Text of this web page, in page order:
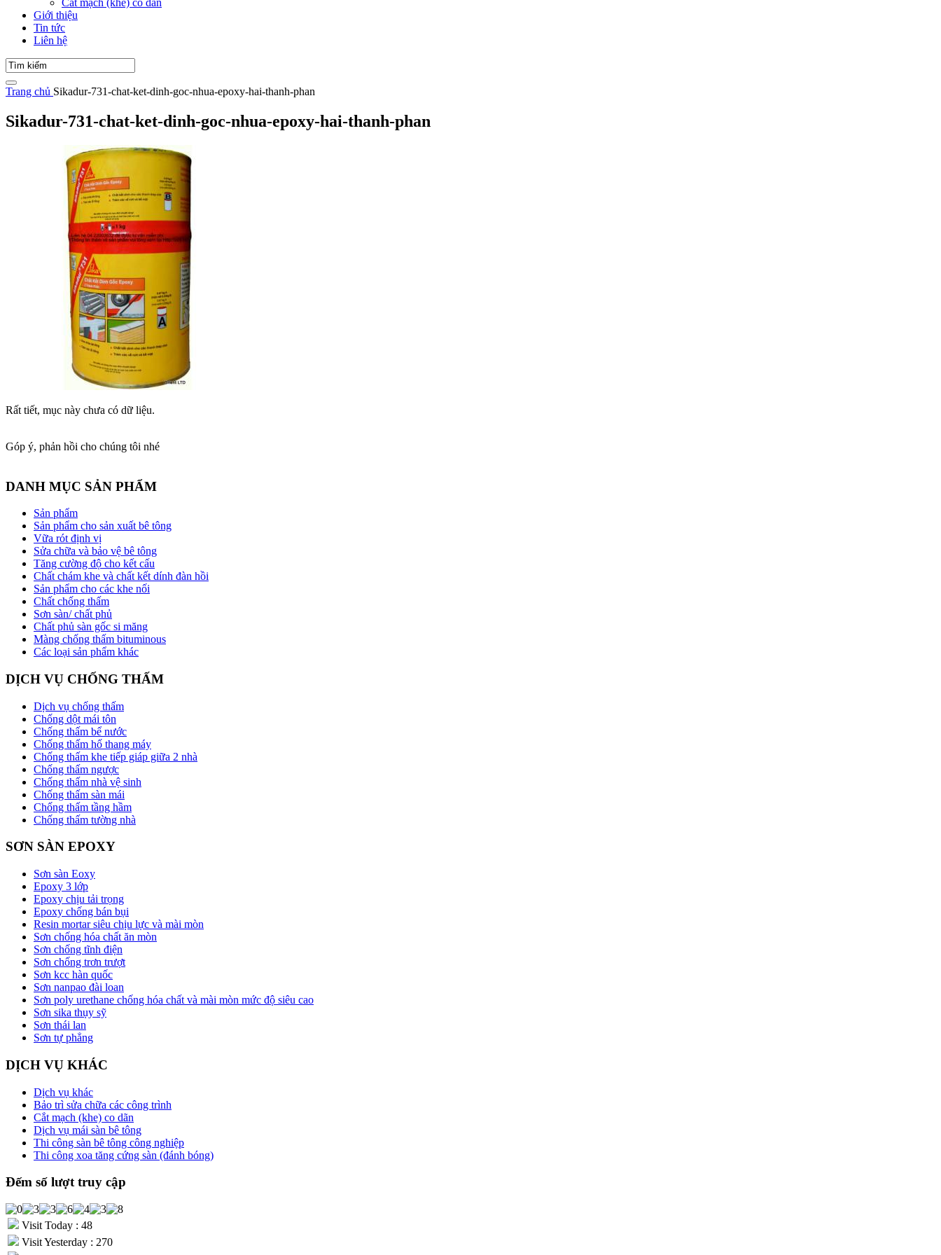
Cắt mạch (khe) co dãn
Giới thiệu
Tin tức
Liên hệ
Trang chủ Sikadur-731-chat-ket-dinh-goc-nhua-epoxy-hai-thanh-phan
Sikadur-731-chat-ket-dinh-goc-nhua-epoxy-hai-thanh-phan
Rất tiết, mục này chưa có dữ liệu.
Góp ý, phản hồi cho chúng tôi nhé
DANH MỤC SẢN PHẨM
Sản phẩm
Sản phẩm cho sản xuất bê tông
Vữa rót định vị
Sửa chữa và bảo vệ bê tông
Tăng cường độ cho kết cấu
Chất chám khe và chất kết dính đàn hồi
Sản phẩm cho các khe nối
Chất chống thấm
Sơn sàn/ chất phủ
Chất phủ sàn gốc si măng
Màng chống thấm bituminous
Các loại sản phẩm khác
DỊCH VỤ CHỐNG THẤM
Dịch vụ chống thấm
Chống dột mái tôn
Chống thấm bể nước
Chống thấm hố thang máy
Chống thấm khe tiếp giáp giữa 2 nhà
Chống thấm ngược
Chống thấm nhà vệ sinh
Chống thấm sàn mái
Chống thấm tầng hầm
Chống thấm tường nhà
SƠN SÀN EPOXY
Sơn sàn Eoxy
Epoxy 3 lớp
Epoxy chịu tải trọng
Epoxy chống bán bụi
Resin mortar siêu chịu lực và mài mòn
Sơn chống hóa chất ăn mòn
Sơn chống tĩnh điện
Sơn chống trơn trượt
Sơn kcc hàn quốc
Sơn nanpao đài loan
Sơn poly urethane chống hóa chất và mài mòn mức độ siêu cao
Sơn sika thụy sỹ
Sơn thái lan
Sơn tự phẳng
DỊCH VỤ KHÁC
Dịch vụ khác
Bảo trì sửa chữa các công trình
Cắt mạch (khe) co dãn
Dịch vụ mái sàn bê tông
Thi công sàn bê tông công nghiệp
Thi công xoa tăng cứng sàn (đánh bóng)
Đếm số lượt truy cập
Visit Today : 48
Visit Yesterday : 270